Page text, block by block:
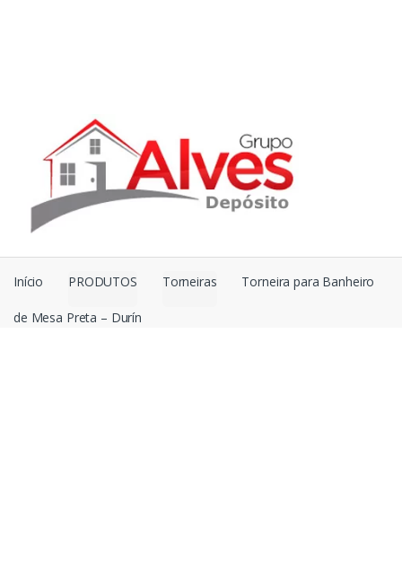
Início PRODUTOS Torneiras Torneira para Banheiro de
Mesa Preta – Durín